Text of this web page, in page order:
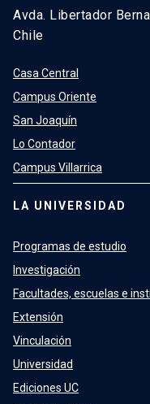
Avda. Libertador
Chile
Casa Central
Campus Oriente
San Joaquín
Lo Contador
Campus Villarrica
LA UNIVERSIDAD
Programas de estudio
Investigación
Facultades, escuelas e
Extensión
Vinculación
Universidad
Ediciones UC